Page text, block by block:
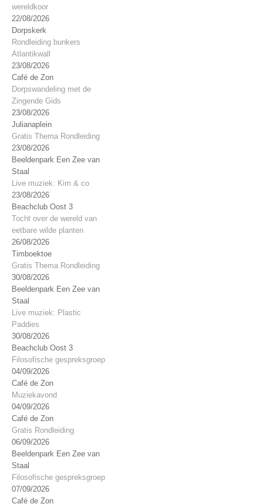
wereldkoor
22/08/2026
Dorpskerk
Rondleiding bunkers
Atlantikwall
23/08/2026
Café de Zon
Dorpswandeling met de
Zingende Gids
23/08/2026
Julianaplein
Gratis Thema Rondleiding
23/08/2026
Beeldenpark Een Zee van
Staal
Live muziek: Kim & co
23/08/2026
Beachclub Oost 3
Tocht over de wereld van
eetbare wilde planten
26/08/2026
Timboektoe
Gratis Thema Rondleiding
30/08/2026
Beeldenpark Een Zee van
Staal
Live muziek: Plastic
Paddies
30/08/2026
Beachclub Oost 3
Filosofische gespreksgroep
04/09/2026
Café de Zon
Muziekavond
04/09/2026
Café de Zon
Gratis Rondleiding
06/09/2026
Beeldenpark Een Zee van
Staal
Filosofische gespreksgroep
07/09/2026
Café de Zon